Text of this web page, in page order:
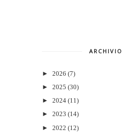
ARCHIVIO
► 2026 (7)
► 2025 (30)
► 2024 (11)
► 2023 (14)
► 2022 (12)